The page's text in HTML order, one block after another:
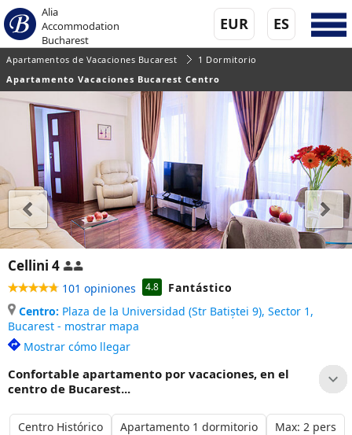
Alia
Accommodation
Bucharest
ES
EUR
Apartamentos de Vacaciones Bucarest
1 Dormitorio
Apartamento Vacaciones Bucarest Centro
Cellini 4
101 opiniones 4.8
Fantástico
Centro: Plaza de la Universidad (Str Batiștei 9), Sector 1,
Bucarest - mostrar mapa
Mostrar cómo llegar
Confortable apartamento por vacaciones, en el
centro de Bucarest...
Centro Histórico Apartamento 1 dormitorio Max: 2 pers